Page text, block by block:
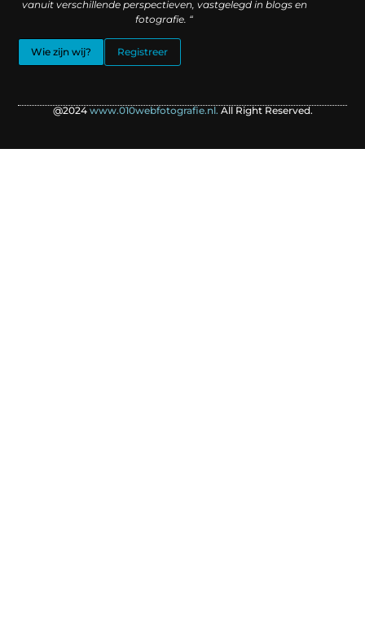
vanuit verschillende perspectieven, vastgelegd in blogs en
fotografie. “
Wie zijn wij? Registreer
@2024 www.010webfotografie.nl. All Right Reserved.